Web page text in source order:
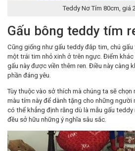
Teddy Nơ Tím 80cm, giá
Gấu bông teddy tím
Cũng giống như gấu teddy đắp tim, chú
một trái tim nhỏ xinh ở trên ngực. Điểm
gấu này được viền thêm ren. Điều này càng
phần đáng yêu.
Tùy thuộc vào sở thích mà chúng ta sẽ
màu tím này để dành tặng cho những người
có thể khẳng định rằng dù là mẫu gấu
đều sở hữu những ý nghĩa sâu sắc.